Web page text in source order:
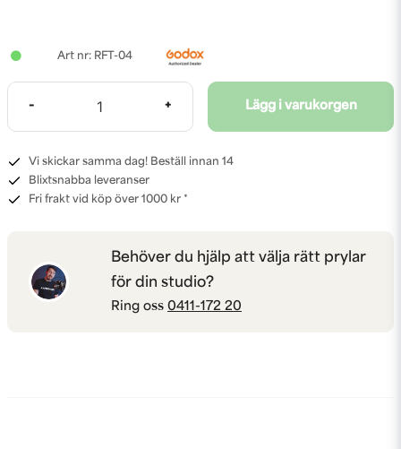
RFT-04
- + Lägg i varukorgen
Vi skickar samma dag! Beställ innan 14
Blixtsnabba leveranser
Fri frakt vid köp över 1000 kr *
Behöver du hjälp att välja rätt prylar
för din studio?
Ring oss 0411-172 20